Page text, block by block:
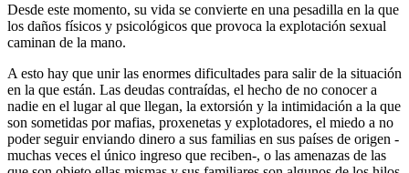
Desde este momento, su vida se convierte en una pesadilla en la que
los daños físicos y psicológicos que provoca la explotación sexual
caminan de la mano.
A esto hay que unir las enormes dificultades para salir de la situación
en la que están. Las deudas contraídas, el hecho de no conocer a
nadie en el lugar al que llegan, la extorsión y la intimidación a la que
son sometidas por mafias, proxenetas y explotadores, el miedo a no
poder seguir enviando dinero a sus familias en sus países de origen -
muchas veces el único ingreso que reciben-, o las amenazas de las